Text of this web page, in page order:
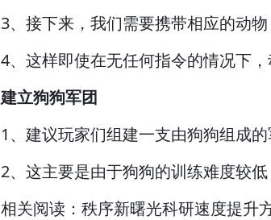
3、接下来，我们需要携带相应的动
4、这样即使在无任何指令的情况下
建立狗狗军团
1、建议玩家们组建一支由狗狗组成
2、这主要是由于狗狗的训练难度较
相关阅读： 秩序新曙光科研速度提升